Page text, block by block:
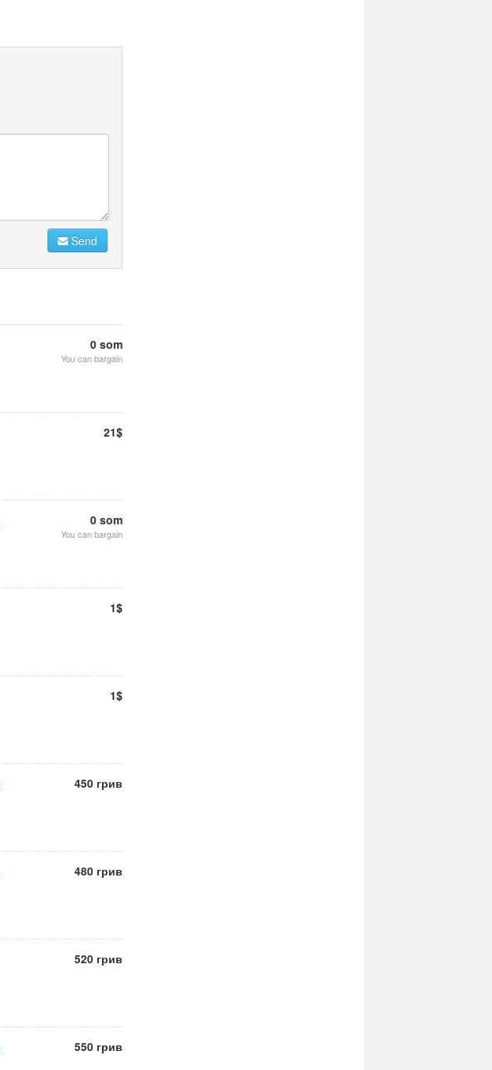
Send
0 som
You can bargain
21$
0 som
You can bargain
1$
1$
450 грив
480 грив
520 грив
550 грив